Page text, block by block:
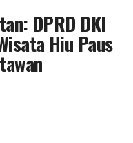
DPRD DKI
Hiu Paus